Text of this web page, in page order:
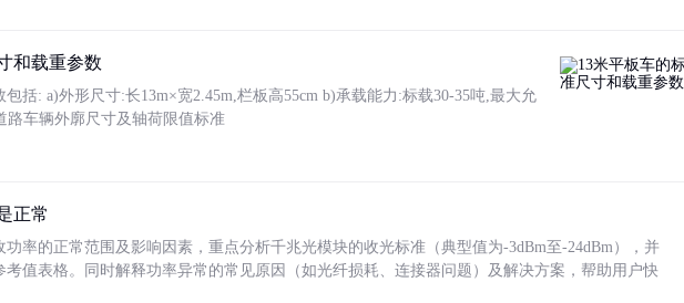
和载重参数
括: a)外形尺寸:长13m×宽2.45m,栏板高55cm b)承载能力:标载30-35吨,最大允
路车辆外廓尺寸及轴荷限值标准
正常
率的正常范围及影响因素，重点分析千兆光模块的收光标准（典型值为-3dBm至-24dBm），并
考值表格。同时解释功率异常的常见原因（如光纤损耗、连接器问题）及解决方案，帮助用户快